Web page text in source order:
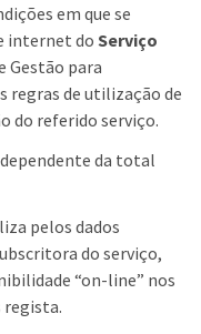
em que se
internet do Serviço
Gestão para
regras de utilização de
do referido serviço.
da total
pelos dados
do serviço,
“on-line” nos
regista.